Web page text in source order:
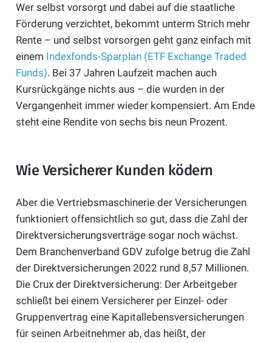
Wer selbst vorsorgt und dabei auf die staatliche
Förderung verzichtet, bekommt unterm Strich mehr
Rente – und selbst vorsorgen geht ganz einfach mit
einem Indexfonds-Sparplan (ETF Exchange Traded
Funds). Bei 37 Jahren Laufzeit machen auch
Kursrückgänge nichts aus – die wurden in der
Vergangenheit immer wieder kompensiert. Am Ende
steht eine Rendite von sechs bis neun Prozent.
Wie Versicherer Kunden ködern
Aber die Vertriebsmaschinerie der Versicherungen
funktioniert offensichtlich so gut, dass die Zahl der
Direktversicherungsverträge sogar noch wächst.
Dem Branchenverband GDV zufolge betrug die Zahl
der Direktversicherungen 2022 rund 8,57 Millionen.
Die Crux der Direktversicherung: Der Arbeitgeber
schließt bei einem Versicherer per Einzel- oder
Gruppenvertrag eine Kapitallebensversicherungen
für seinen Arbeitnehmer ab, das heißt, der